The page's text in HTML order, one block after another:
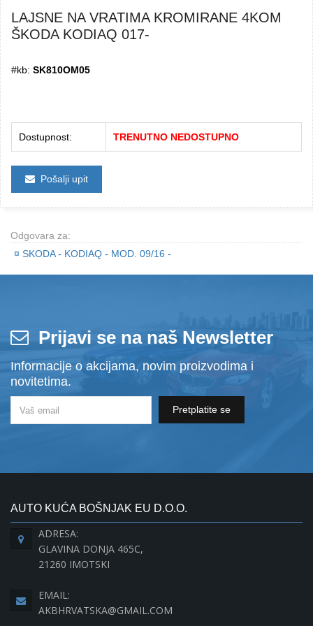
LAJSNE NA VRATIMA KROMIRANE 4KOM
ŠKODA KODIAQ 017-
#kb: SK810OM05
Dostupnost: TRENUTNO NEDOSTUPNO
Pošalji upit
Odgovara za:
¤ SKODA - KODIAQ - MOD. 09/16 -
Prijavi se na naš Newsletter
Informacije o akcijama, novim proizvodima i
novitetima.
Pretplatite se
AUTO KUĆA BOŠNJAK EU D.O.O.
ADRESA:
GLAVINA DONJA 465C,
21260 IMOTSKI
EMAIL:
AKBHRVATSKA@GMAIL.COM